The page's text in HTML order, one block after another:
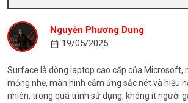
Nguyễn Phương Dung
19/05/2025
Surface là dòng laptop cao cấp của Microsoft,
mỏng nhẹ, màn hình cảm ứng sắc nét và hiệu
nhiên, trong quá trình sử dụng, không ít người